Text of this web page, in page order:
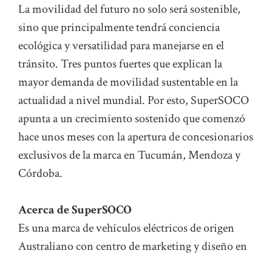
La movilidad del futuro no solo será sostenible,
sino que principalmente tendrá conciencia
ecológica y versatilidad para manejarse en el
tránsito. Tres puntos fuertes que explican la
mayor demanda de movilidad sustentable en la
actualidad a nivel mundial. Por esto, SuperSOCO
apunta a un crecimiento sostenido que comenzó
hace unos meses con la apertura de concesionarios
exclusivos de la marca en Tucumán, Mendoza y
Córdoba.
Acerca de SuperSOCO
Es una marca de vehículos eléctricos de origen
Australiano con centro de marketing y diseño en